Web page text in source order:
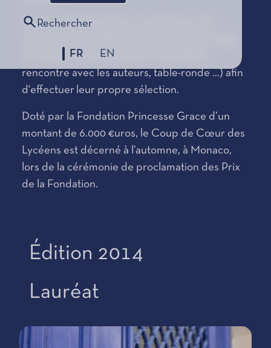
Rechercher
FR EN
Sous la conduite de leurs professeurs de
de l’année à divers rendez-vous (débat,
rencontre avec les auteurs, table-ronde ...) afin
d'effectuer leur propre sélection.
Doté par la Fondation Princesse Grace d’un
montant de 6.000 €uros, le Coup de Cœur des
Lycéens est décerné à l’automne, à Monaco,
lors de la cérémonie de proclamation des Prix
de la Fondation.
Édition 2014
Lauréat